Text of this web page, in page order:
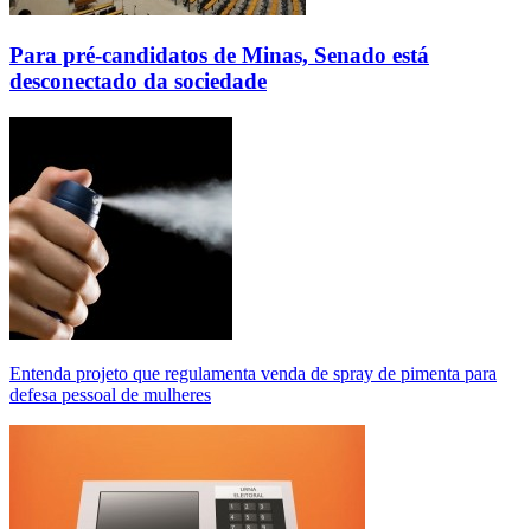
Para pré-candidatos de Minas, Senado está
desconectado da sociedade
Entenda projeto que regulamenta venda de spray de pimenta para
defesa pessoal de mulheres